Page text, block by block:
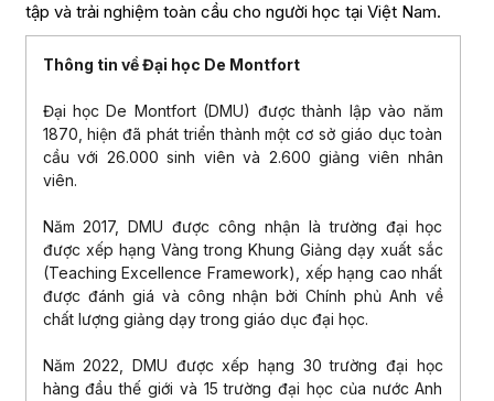
tập và trải nghiệm toàn cầu cho người học tại Việt Nam.
Thông tin về Đại học De Montfort
Đại học De Montfort (DMU) được thành lập vào năm
1870, hiện đã phát triển thành một cơ sở giáo dục toàn
cầu với 26.000 sinh viên và 2.600 giảng viên nhân
viên.
Năm 2017, DMU được công nhận là trường đại học
được xếp hạng Vàng trong Khung Giảng dạy xuất sắc
(Teaching Excellence Framework), xếp hạng cao nhất
được đánh giá và công nhận bởi Chính phủ Anh về
chất lượng giảng dạy trong giáo dục đại học.
Năm 2022, DMU được xếp hạng 30 trường đại học
hàng đầu thế giới và 15 trường đại học của nước Anh